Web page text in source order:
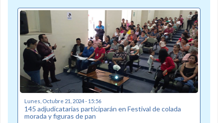
Lunes, Octubre 21, 2024 - 15:56
145 adjudicatarias participarán en Festival de colada
morada y figuras de pan